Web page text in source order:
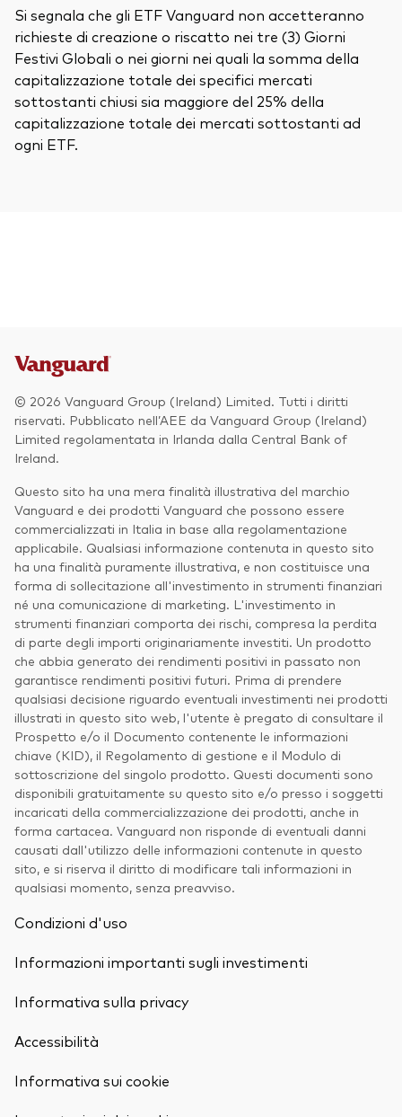
Si segnala che gli ETF Vanguard non accetteranno
richieste di creazione o riscatto nei tre (3) Giorni
Festivi Globali o nei giorni nei quali la somma della
capitalizzazione totale dei specifici mercati
sottostanti chiusi sia maggiore del 25% della
capitalizzazione totale dei mercati sottostanti ad
ogni ETF.
© 2026 Vanguard Group (Ireland) Limited. Tutti i diritti
riservati. Pubblicato nell’AEE da Vanguard Group (Ireland)
Limited regolamentata in Irlanda dalla Central Bank of
Ireland.
Questo sito ha una mera finalità illustrativa del marchio
Vanguard e dei prodotti Vanguard che possono essere
commercializzati in Italia in base alla regolamentazione
applicabile. Qualsiasi informazione contenuta in questo sito
ha una finalità puramente illustrativa, e non costituisce una
forma di sollecitazione all'investimento in strumenti finanziari
né una comunicazione di marketing. L'investimento in
strumenti finanziari comporta dei rischi, compresa la perdita
di parte degli importi originariamente investiti. Un prodotto
che abbia generato dei rendimenti positivi in passato non
garantisce rendimenti positivi futuri. Prima di prendere
qualsiasi decisione riguardo eventuali investimenti nei prodotti
illustrati in questo sito web, l'utente è pregato di consultare il
Prospetto e/o il Documento contenente le informazioni
chiave (KID), il Regolamento di gestione e il Modulo di
sottoscrizione del singolo prodotto. Questi documenti sono
disponibili gratuitamente su questo sito e/o presso i soggetti
incaricati della commercializzazione dei prodotti, anche in
forma cartacea. Vanguard non risponde di eventuali danni
causati dall'utilizzo delle informazioni contenute in questo
sito, e si riserva il diritto di modificare tali informazioni in
qualsiasi momento, senza preavviso.
Condizioni d'uso
Informazioni importanti sugli investimenti
Informativa sulla privacy
Accessibilità
Informativa sui cookie